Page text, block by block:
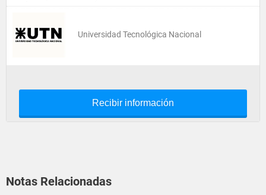
Universidad Tecnológica Nacional
Recibir información
Notas Relacionadas